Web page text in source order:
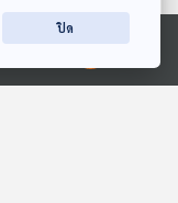
ปิด